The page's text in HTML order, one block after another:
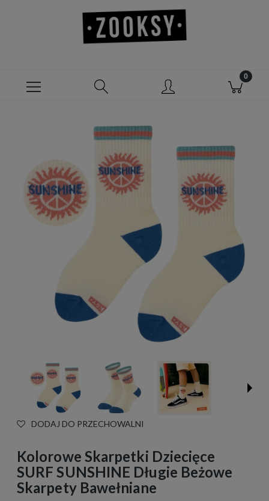
DODAJ DO PRZECHOWALNI
Kolorowe Skarpetki Dziecięce
SURF SUNSHINE Długie Beżowe
Skarpety Bawełniane